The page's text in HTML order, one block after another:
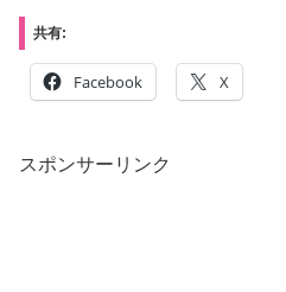
共有:
Facebook X
スポンサーリンク